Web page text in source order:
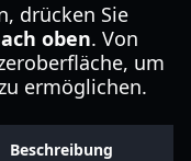
drücken Sie
oben. Von
um
ermöglichen.
Beschreibung